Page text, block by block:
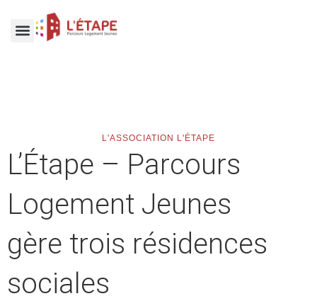
L'ASSOCIATION L'ÉTAPE
L’Étape – Parcours
Logement Jeunes
gère trois résidences
sociales